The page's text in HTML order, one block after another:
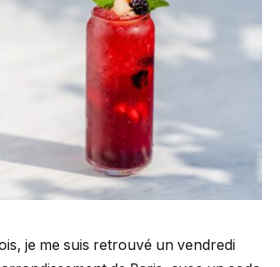
je me suis retrouvé un vendredi